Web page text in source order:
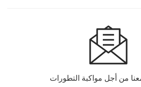
من أجل مواكبة التطورات